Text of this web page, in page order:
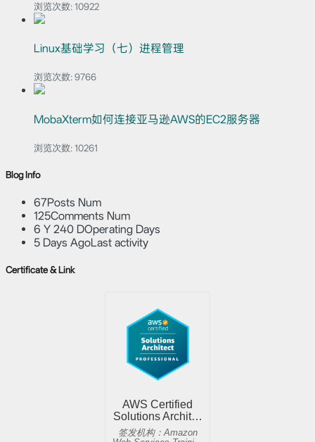
浏览次数: 10922
Linux基础学习（七）进程管理
浏览次数: 9766
MobaXterm如何连接亚马逊AWS的EC2服务器
浏览次数: 10261
Blog Info
67Posts Num
125Comments Num
6 Y 240 DOperating Days
5 Days AgoLast activity
Certificate & Link